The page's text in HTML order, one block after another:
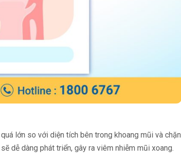
lớn so với diện tích bên trong khoang mũi và chặn
dễ dàng phát triển, gây ra viêm nhiễm mũi xoang.